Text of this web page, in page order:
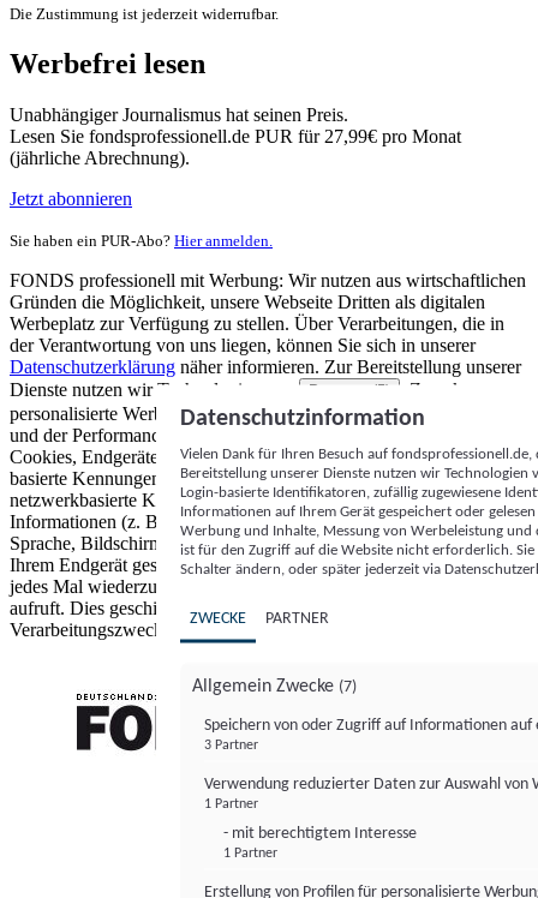
Die Zustimmung ist jederzeit widerrufbar.
Werbefrei lesen
Unabhängiger Journalismus hat seinen Preis.
Lesen Sie fondsprofessionell.de PUR für 27,99€ pro Monat
(jährliche Abrechnung).
Jetzt abonnieren
Sie haben ein PUR-Abo? Hier anmelden.
FONDS professionell mit Werbung: Wir nutzen aus wirtschaftlichen
Gründen die Möglichkeit, unsere Webseite Dritten als digitalen
Werbeplatz zur Verfügung zu stellen. Über Verarbeitungen, die in
der Verantwortung von uns liegen, können Sie sich in unserer
Datenschutzerklärung näher informieren. Zur Bereitstellung unserer
Dienste nutzen wir Technologien von
Partnern (5)
. Zwecke:
personalisierte Werbung und Inhalte, Messung von Werbeleistung
und der Performance von Inhalten sowie Zielgruppenforschung.
Cookies, Endgeräte- oder ähnliche Online-Kennungen (z. B. login-
basierte Kennungen, zufällig generierte Kennungen,
netzwerkbasierte Kennungen) können zusammen mit anderen
Informationen (z. B. Browsertyp und Browserinformationen,
Sprache, Bildschirmgröße, unterstützte Technologien usw.) auf
Ihrem Endgerät gespeichert oder von dort ausgelesen werden, um es
jedes Mal wiederzuerkennen, wenn es eine App oder einer Webseite
aufruft. Dies geschieht für einen oder mehrere der hier aufgeführten
Verarbeitungszwecke.
Datenschutzinformation
Vielen Dank für Ihren Besuch auf
Bereitstellung unserer Dienste nutzen wir Technologien
Login-basierte Identifikatoren, zufällig zugewiesene
Informationen auf Ihrem Gerät gespeichert oder
Werbung und Inhalte, Messung von Werbeleistung
ist für den Zugriff auf die Website nicht erforderlich.
Schalter ändern, oder später jederzeit via
ZWECKE PARTNER
Allgemein Zwecke (7)
Speichern von oder Zugriff auf Informationen auf
3 Partner
Verwendung reduzierter Daten zur Auswahl von
1 Partner
- mit berechtigtem Interesse
1 Partner
Erstellung von Profilen für personalisierte
FONDS professionell